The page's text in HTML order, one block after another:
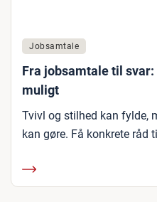
Jobsamtale
Fra jobsamtale til
muligt
Tvivl og stilhed kan fylde,
kan gøre. Få konkrete råd